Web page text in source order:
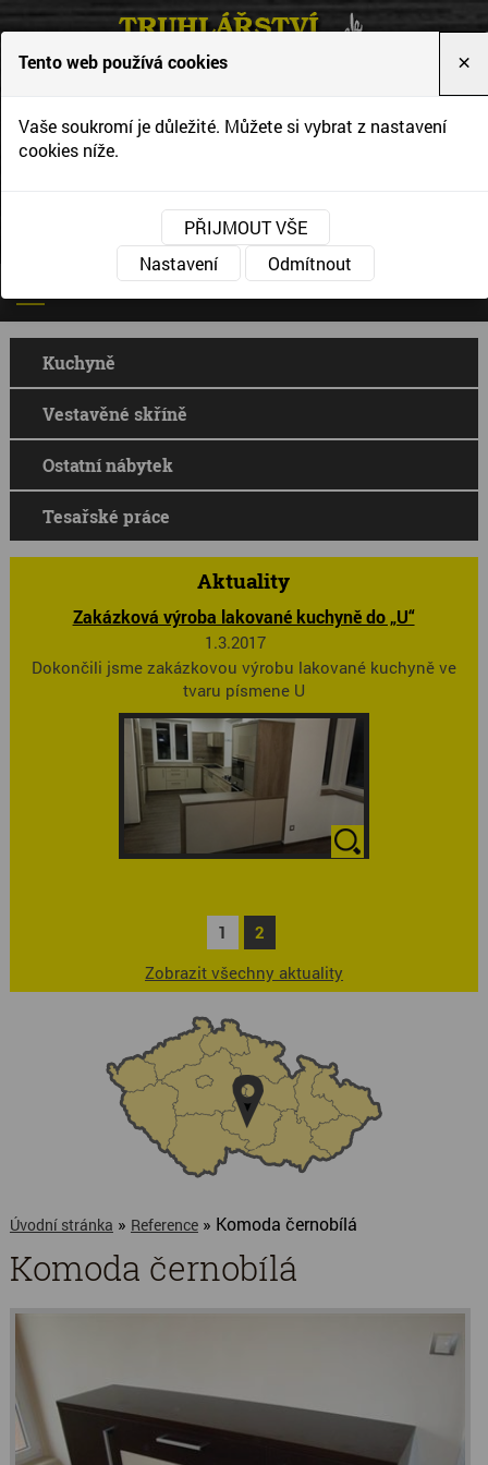
přání
Kuchyně
Vestavěné skříně
Ostatní nábytek
Tesařské práce
Aktuality
Zakázková výroba lakované kuchyně do „U“
1.3.2017
Dokončili jsme zakázkovou výrobu lakované kuchyně ve
tvaru písmene U
1
2
Zobrazit všechny aktuality
Úvodní stránka » Reference» Komoda černobílá
Komoda černobílá
Tento web používá cookies ×
Vaše soukromí je důležité. Můžete si vybrat z nastavení
cookies níže.
PŘIJMOUT VŠE
Nastavení
Odmítnout